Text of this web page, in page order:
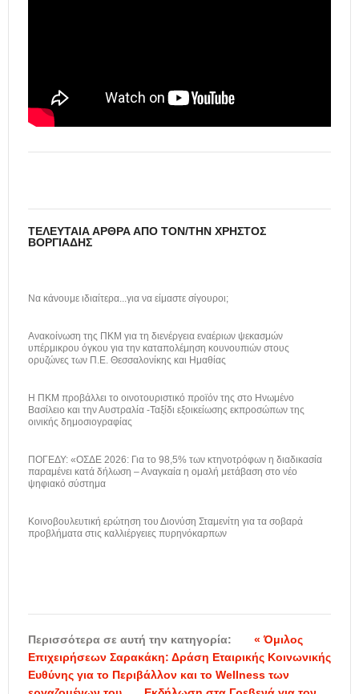
ΤΕΛΕΥΤΑΊΑ ΆΡΘΡΑ ΑΠΌ ΤΟΝ/ΤΗΝ ΧΡΉΣΤΟΣ
ΒΟΡΓΙΆΔΗΣ
Να κάνουμε ιδιαίτερα...για να είμαστε σίγουροι;
Ανακοίνωση της ΠΚΜ για τη διενέργεια εναέριων ψεκασμών
υπέρμικρου όγκου για την καταπολέμηση κουνουπιών στους
ορυζώνες των Π.Ε. Θεσσαλονίκης και Ημαθίας
H ΠΚΜ προβάλλει το οινοτουριστικό προϊόν της στο Ηνωμένο
Βασίλειο και την Αυστραλία -Ταξίδι εξοικείωσης εκπροσώπων της
οινικής δημοσιογραφίας
ΠΟΓΕΔΥ: «ΟΣΔΕ 2026: Για το 98,5% των κτηνοτρόφων η διαδικασία
παραμένει κατά δήλωση – Αναγκαία η ομαλή μετάβαση στο νέο
ψηφιακό σύστημα
Κοινοβουλευτική ερώτηση του Διονύση Σταμενίτη για τα σοβαρά
προβλήματα στις καλλιέργειες πυρηνόκαρπων
Περισσότερα σε αυτή την κατηγορία:
« Όμιλος
Επιχειρήσεων Σαρακάκη: Δράση Εταιρικής Κοινωνικής
Ευθύνης για το Περιβάλλον και το Wellness των